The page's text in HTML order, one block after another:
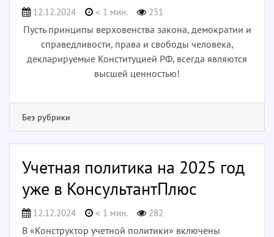
12.12.2024 < 1 мин. 251
Пусть принципы верховенства закона, демократии и
справедливости, права и свободы человека,
декларируемые Конституцией РФ, всегда являются
высшей ценностью!
Без рубрики
Учетная политика на 2025 год
уже в КонсультантПлюс
12.12.2024 < 1 мин. 282
В «Конструктор учетной политики» включены